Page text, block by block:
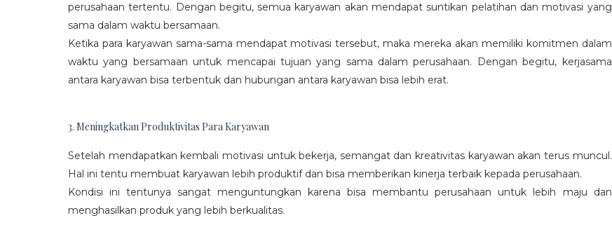
perusahaan tertentu. Dengan begitu, semua karyawan akan mendapat suntikan pelatihan dan motivasi yang
sama dalam waktu bersamaan.
Ketika para karyawan sama-sama mendapat motivasi tersebut, maka mereka akan memiliki komitmen dalam
waktu yang bersamaan untuk mencapai tujuan yang sama dalam perusahaan. Dengan begitu, kerjasama
antara karyawan bisa terbentuk dan hubungan antara karyawan bisa lebih erat.
3. Meningkatkan Produktivitas Para Karyawan
Setelah mendapatkan kembali motivasi untuk bekerja, semangat dan kreativitas karyawan akan terus muncul.
Hal ini tentu membuat karyawan lebih produktif dan bisa memberikan kinerja terbaik kepada perusahaan.
Kondisi ini tentunya sangat menguntungkan karena bisa membantu perusahaan untuk lebih maju dan
menghasilkan produk yang lebih berkualitas.